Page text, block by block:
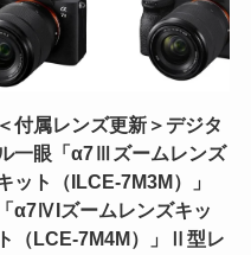
＜付属レンズ更新＞デジタ
一眼「α7Ⅲズームレンズ
ット（ILCE-7M3M）」
「α7ⅣIズームレンズキッ
ト（LCE-7M4M）」Ⅱ型レ